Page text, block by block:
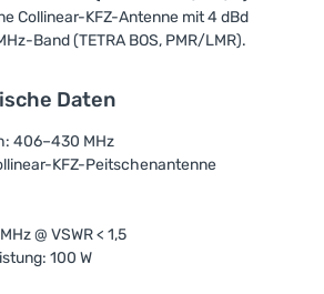
Collinear-KFZ-Antenne mit 4 dBd
Band (TETRA BOS, PMR/LMR).
Daten
406–430 MHz
KFZ-Peitschenantenne
@ VSWR < 1,5
100 W